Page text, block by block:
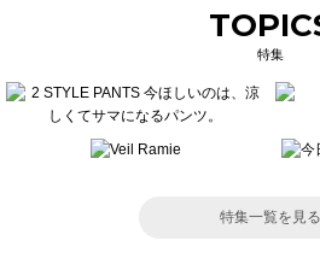
特集
特集一覧を見る